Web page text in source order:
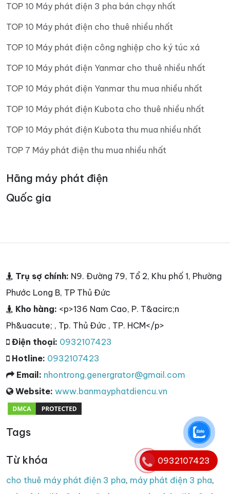
TOP 10 Máy phát điện 3 pha bán chạy nhất
TOP 10 Máy phát điện cho thuê nhiều nhất
TOP 10 Máy phát điện công nghiệp cho ký túc xá
TOP 10 Máy phát điện Yanmar cho thuê nhiều nhất
TOP 10 Máy phát điện Yanmar thu mua nhiều nhất
TOP 10 Máy phát điện Kubota cho thuê nhiều nhất
TOP 10 Máy phát điện Kubota thu mua nhiều nhất
TOP 7 Máy phát điện thu mua nhiều nhất
Hãng máy phát điện
Quốc gia
Trụ sợ chính: N9. Đường 79, Tổ 2, Khu phố 1, Phường
Phước Long B, TP Thủ Đức
Kho hàng: <p>136 Nam Cao, P. T&acirc;n
Ph&uacute; , Tp. Thủ Đức , TP. HCM</p>
Điện thoại: 0932107423
Hotline: 0932107423
Email: nhontrong.genergrator@gmail.com
Website: www.banmayphatdiencu.vn
Tags
Từ khóa
cho thuê máy phát điện 3 pha, máy phát điện 3 pha,
0932107423